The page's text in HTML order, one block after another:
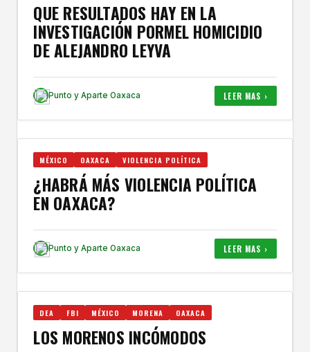
QUE RESULTADOS HAY EN LA
INVESTIGACIÓN PORMEL HOMICIDIO
DE ALEJANDRO LEYVA
Punto y Aparte Oaxaca LEER MAS ›
MÉXICO OAXACA VIOLENCIA POLÍTICA
¿HABRÁ MÁS VIOLENCIA POLÍTICA
EN OAXACA?
Punto y Aparte Oaxaca LEER MAS ›
DEA FBI MÉXICO MORENA OAXACA
LOS MORENOS INCÓMODOS